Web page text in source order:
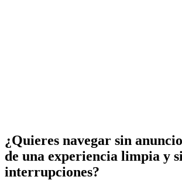
¿Quieres navegar sin
de una experiencia limpia y
interrupciones?